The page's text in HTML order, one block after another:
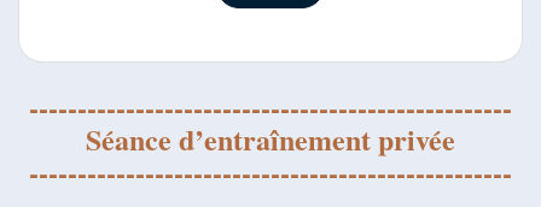
--------------------------------------------------
Séance d’entraînement privée
--------------------------------------------------